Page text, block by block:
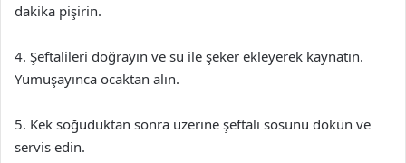
dakika pişirin.
4. Şeftalileri doğrayın ve su ile şeker ekleyerek kaynatın.
Yumuşayınca ocaktan alın.
5. Kek soğuduktan sonra üzerine şeftali sosunu dökün ve
servis edin.